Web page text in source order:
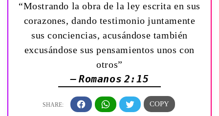
“Mostrando la obra de la ley escrita en sus
corazones, dando testimonio juntamente
sus conciencias, acusándose también
excusándose sus pensamientos unos con
otros”
— Romanos 2:15